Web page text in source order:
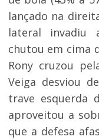
lançado na
lateral invadiu
chutou em cima
Rony cruzou
Veiga desviou
trave esquerda
aproveitou a
que a defesa